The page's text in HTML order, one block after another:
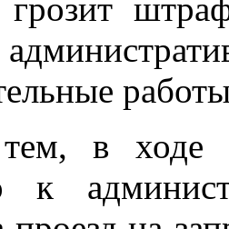
грозит
в ходе
к